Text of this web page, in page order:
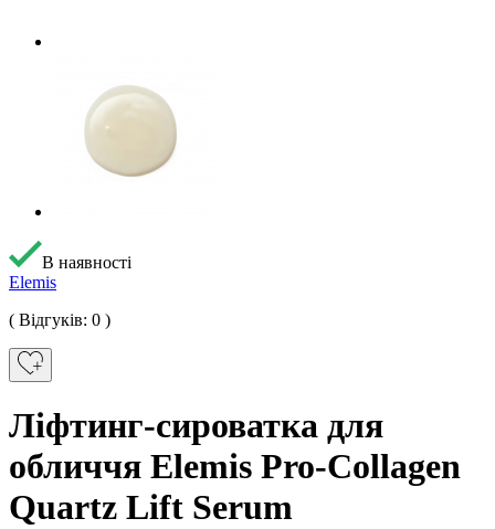
В наявності
Elemis
( Відгуків: 0 )
Ліфтинг-сироватка для
обличчя Elemis Pro-Collagen
Quartz Lift Serum